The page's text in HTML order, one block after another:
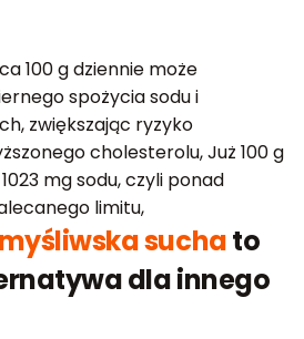
100 g dziennie może
spożycia sodu i
zwiększając ryzyko
cholesterolu, Już 100 g
mg sodu, czyli ponad
limitu,
suchato
dla innego